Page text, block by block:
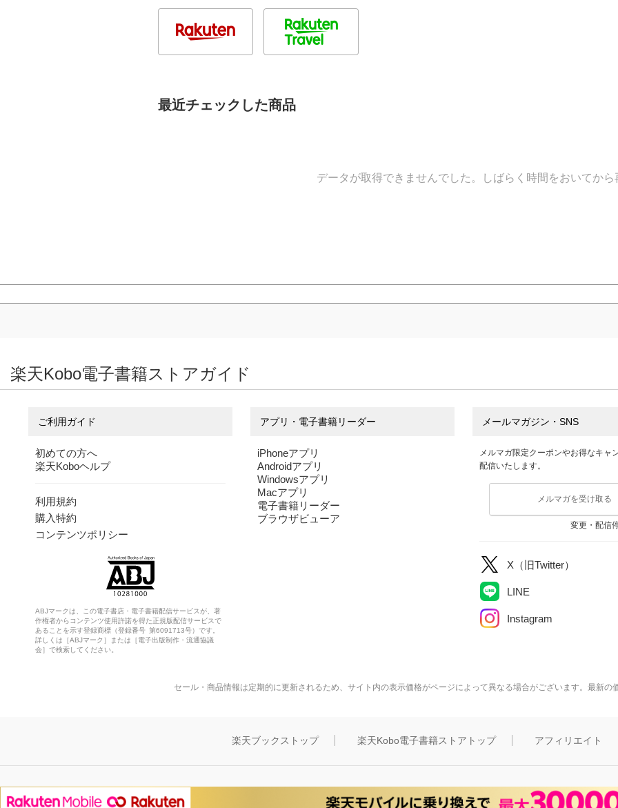
最近チェックした商品
データが取得できませんでした。しばらく時間をおいてから
楽天Kobo電子書籍ストアガイド
ご利用ガイド
初めての方へ
楽天Koboヘルプ
利用規約
購入特約
コンテンツポリシー
ABJマークは、この電子書店・電子書籍配信サービスが、著
作権者からコンテンツ使用許諾を得た正規版配信サービスで
あることを示す登録商標（登録番号 第6091713号）です。
詳しくは［ABJマーク］または［電子出版制作・流通協議
会］で検索してください。
アプリ・電子書籍リーダー
iPhoneアプリ
Androidアプリ
Windowsアプリ
Macアプリ
電子書籍リーダー
ブラウザビューア
メールマガジン・SNS
メルマガ限定クーポンやお得なキャ
配信いたします。
メルマガを受け取る
変更・配信
X（旧Twitter）
LINE
Instagram
セール・商品情報は定期的に更新されるため、サイト内の表示価格がページによって異なる場合がございます。最新の
楽天ブックストップ 楽天Kobo電子書籍ストアトップ アフィリエイト